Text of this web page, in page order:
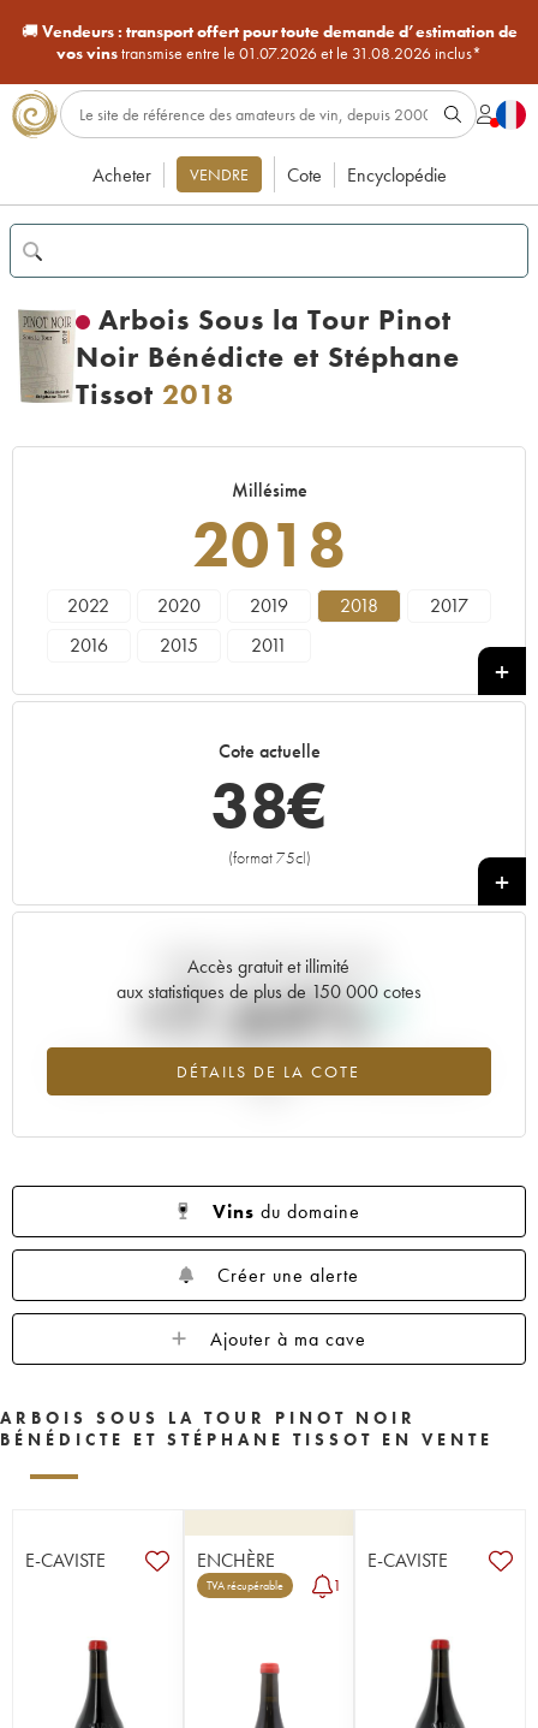
🚚Vendeurs : transport offert pour toute demande d’estimation de
vos vinstransmise entre le 01.07.2026 et le 31.08.2026 inclus*
Acheter VENDRE Cote Encyclopédie
Arbois Sous la Tour Pinot
Noir Bénédicte et Stéphane
Tissot 2018
Millésime
2018
2022 2020 2019 2018
2017
2016
2015 2011
Cote actuelle
38€
(format 75cl)
+
Accès gratuit et illimité
aux statistiques de plus de 150 000 cotes
DÉTAILS DE LA COTE
Tendance actuelle de la cote
+7.64%
Tendance à la hausse du millésime 2018 en 2026 par rapport à
Vins du domaine
Créer une alerte
Ajouter à ma cave
ARBOIS SOUS LA TOUR PINOT NOIR
BÉNÉDICTE ET STÉPHANE TISSOT EN VENTE
E-CAVISTE ENCHÈRE
TVA récupérable 1
E-CAVISTE